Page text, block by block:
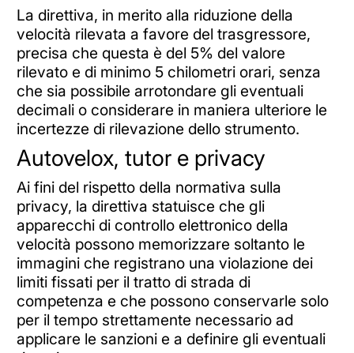
La direttiva, in merito alla riduzione della
velocità rilevata a favore del trasgressore,
precisa che questa è del 5% del valore
rilevato e di minimo 5 chilometri orari, senza
che sia possibile arrotondare gli eventuali
decimali o considerare in maniera ulteriore le
incertezze di rilevazione dello strumento.
Autovelox, tutor e privacy
Ai fini del rispetto della normativa sulla
privacy, la direttiva statuisce che gli
apparecchi di controllo elettronico della
velocità possono memorizzare soltanto le
immagini che registrano una violazione dei
limiti fissati per il tratto di strada di
competenza e che possono conservarle solo
per il tempo strettamente necessario ad
applicare le sanzioni e a definire gli eventuali